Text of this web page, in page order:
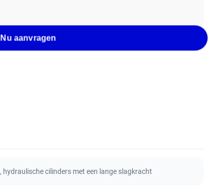
Nu aanvragen
, hydraulische cilinders met een lange slagkracht